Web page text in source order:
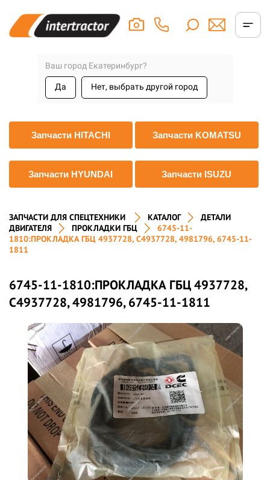
Ваш город Екатеринбург?
Да Нет, выбрать другой город
Запчасти HITACHI Запчасти KOMATSU
Запчасти HYUNDAI Запчасти ISUZU
ЗАПЧАСТИ ДЛЯ СПЕЦТЕХНИКИ КАТАЛОГ
ДЕТАЛИ
ДВИГАТЕЛЯ
ПРОКЛАДКИ ГБЦ
6745-11-
1810:ПРОКЛАДКА ГБЦ 4937728, С4937728, 4981796, 6745-11-
1811
6745-11-1810:ПРОКЛАДКА ГБЦ 4937728,
С4937728, 4981796, 6745-11-1811